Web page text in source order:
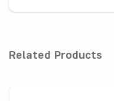
Related Products